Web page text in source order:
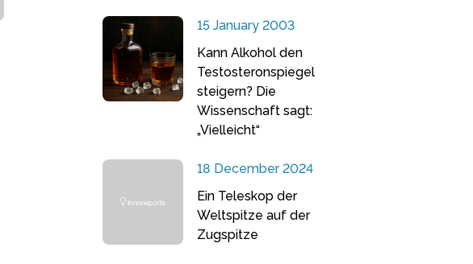
15 January 2003
Kann Alkohol den
Testosteronspiegel
steigern? Die
Wissenschaft sagt:
„Vielleicht“
18 December 2024
Ein Teleskop der
Weltspitze auf der
Zugspitze